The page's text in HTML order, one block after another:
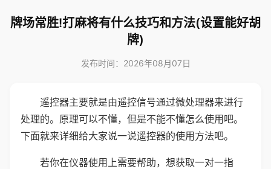
牌场常胜!打麻将有什么技巧和方法(设置能好胡
牌)
发布时间：2026年08月07日
遥控器主要就是由遥控信号通过微处理器来进行
处理的。原理可以不懂，但是不能不懂怎么使用吧。
下面就来详细给大家说一说遥控器的使用方法吧。
若你在仪器使用上需要帮助，想获取一对一指